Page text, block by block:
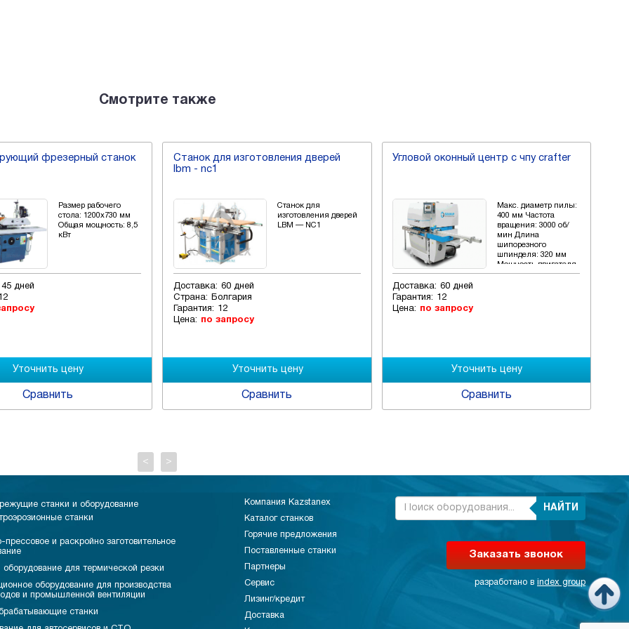
Смотрите также
фрезерный станок
Размер рабочего
стола: 1200х730 мм
Общая мощность: 8,5
кВт
45 дней
Сравнить
Станок для изготовления дверей
lbm - nc1
Станок для
изготовления дверей
LBM — NC1
Доставка: 60 дней
Страна:
Болгария
Гарантия: 12
Цена: по запросу
Сравнить
Угловой оконный центр с чпу crafter
Макс. диаметр пилы:
400 мм Частота
вращения: 3000 об/
мин Длина
шипорезного
шпинделя: 320 мм
Мощность двигателя
шпинделя: 9,2 кВт
Доставка: 60 дней
Гарантия: 12
Цена: по запросу
Сравнить
< >
станки и оборудование
станки
прессовое и раскройно заготовительное
оборудование для термической резки
оборудование для производства
и промышленной вентиляции
станки
Компания Kazstanex
Каталог станков
Горячие предложения
Поставленные станки
Партнеры
Сервис
Лизинг/кредит
Доставка
НАЙТИ
Заказать звонок
разработано в index group